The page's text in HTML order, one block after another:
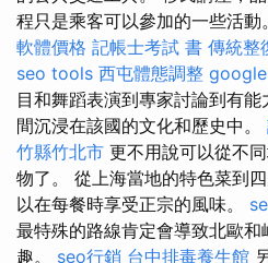
程只是乘客可以參加的一些活動
軟體價格 記帳士考試 書 傳統整
seo tools 西屯體態調整
目和舞蹈表演到專家討論到有
間沉浸在該國的文化和歷史中。
竹縣竹北市 更不用說可以從不
物了。 從上海當地的特色菜到
以在每餐時享受正宗的風味。
最特殊的路線肯定會導致北歐
趣。 seo行銷 台中排毒養生館